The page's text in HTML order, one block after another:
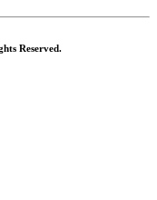
Reserved.